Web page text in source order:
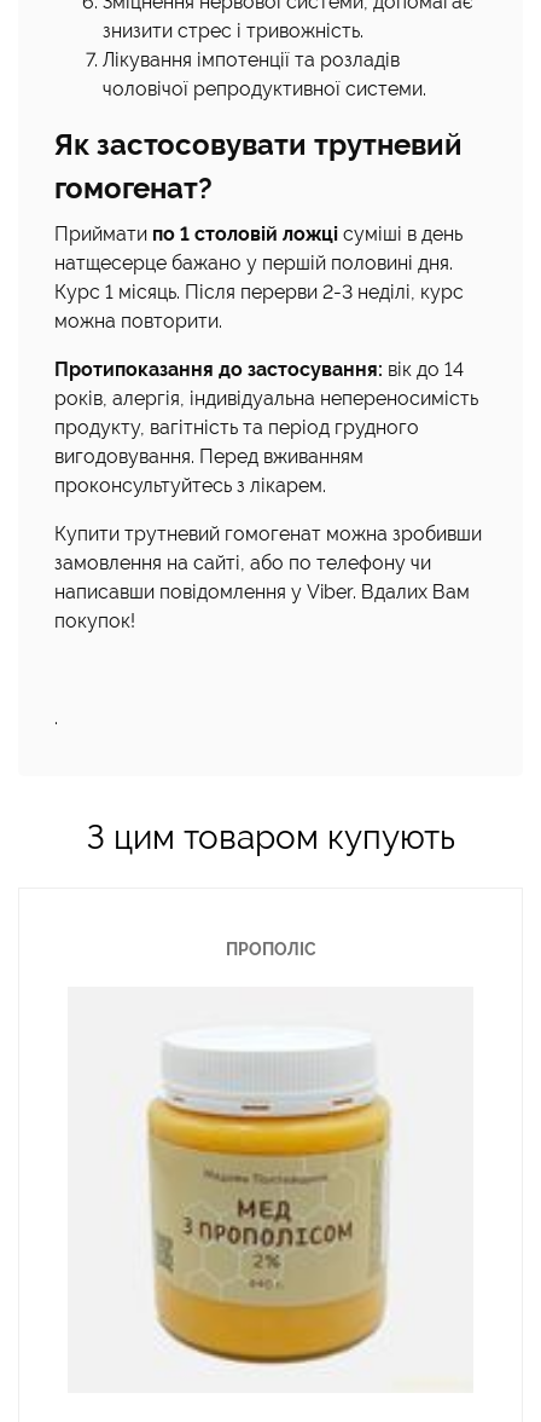
знизити стрес і тривожність.
Лікування імпотенції та розладів
чоловічої репродуктивної системи.
Як застосовувати трутневий
гомогенат?
Приймати по 1 столовій ложці суміші в день
натщесерце бажано у першій половині дня.
Курс 1 місяць. Після перерви 2-3 неділі, курс
можна повторити.
Протипоказання до застосування: вік до 14
років, алергія, індивідуальна непереносимість
продукту, вагітність та період грудного
вигодовування. Перед вживанням
проконсультуйтесь з лікарем.
Купити трутневий гомогенат можна зробивши
замовлення на сайті, або по телефону чи
написавши повідомлення у Viber. Вдалих Вам
покупок!
.
З цим товаром купують
ПРОПОЛІС